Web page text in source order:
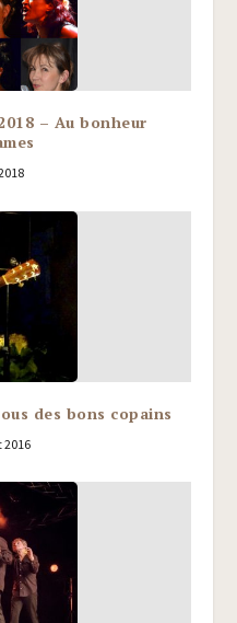
– Au bonheur
des bons copains
2016